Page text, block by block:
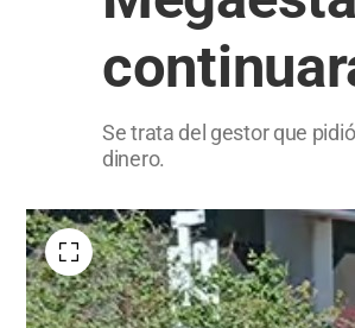
Se trata del gestor que
dinero.